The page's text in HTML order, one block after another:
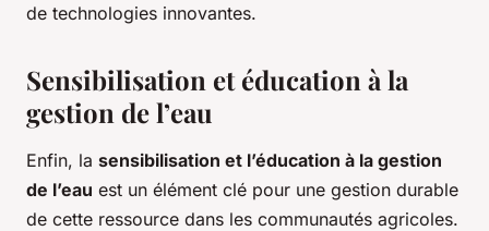
de technologies innovantes.
Sensibilisation et éducation à la
gestion de l’eau
Enfin, la sensibilisation et l’éducation à la gestion
de l’eau est un élément clé pour une gestion durable
de cette ressource dans les communautés agricoles.